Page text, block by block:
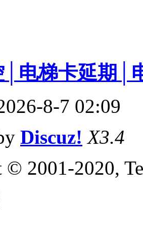
│电梯卡延期│
8-7 02:09
Discuz! X3.4
2001-2020,